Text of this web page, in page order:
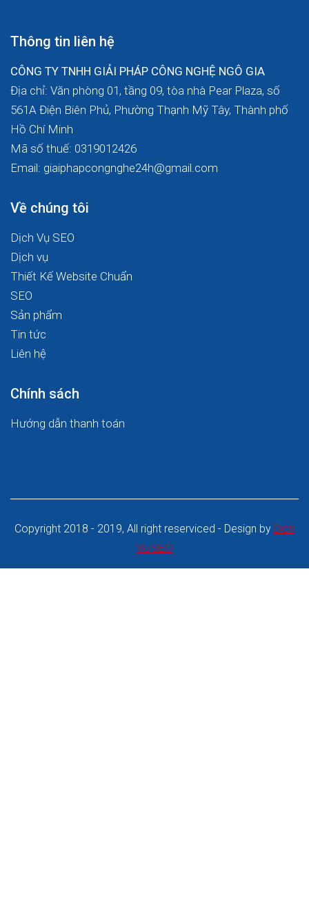
Thông tin liên hệ
CÔNG TY TNHH GIẢI PHÁP CÔNG NGHỆ NGÔ GIA
Địa chỉ: Văn phòng 01, tầng 09, tòa nhà Pear Plaza, số
561A Điện Biên Phủ, Phường Thạnh Mỹ Tây, Thành phố
Hồ Chí Minh
Mã số thuế: 0319012426
Email: giaiphapcongnghe24h@gmail.com
Về chúng tôi
Dịch Vụ SEO
Dịch vụ
Thiết Kế Website Chuẩn
SEO
Sản phẩm
Tin tức
Liên hệ
Chính sách
Hướng dẫn thanh toán
Copyright 2018 - 2019, All right reserviced - Design by Dich
Vu SEO